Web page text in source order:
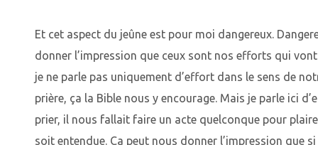
Et cet aspect du jeûne est pour moi dangereux.
donner l’impression que ceux sont nos efforts qui vont
je ne parle pas uniquement d’effort dans le sens de
prière, ça la Bible nous y encourage. Mais je parle ici
prier, il nous fallait faire un acte quelconque pour
soit entendue. Ca peut nous donner l’impression que